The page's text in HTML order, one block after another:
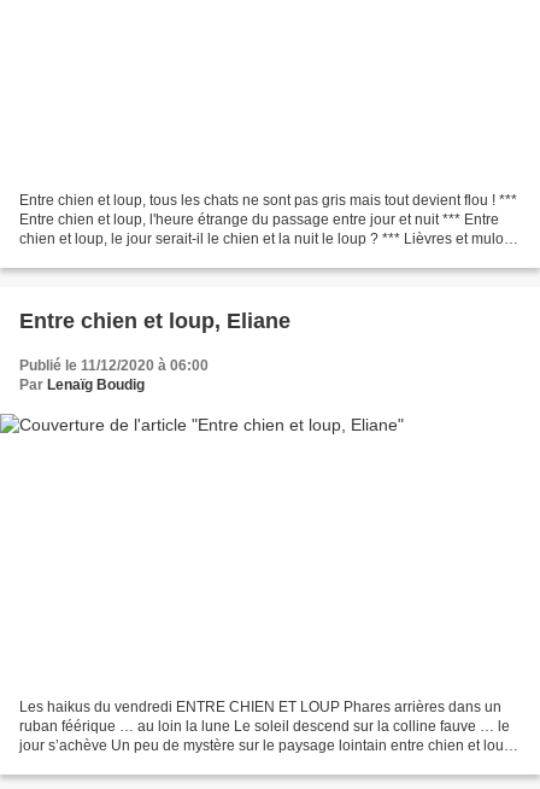
Entre chien et loup, tous les chats ne sont pas gris mais tout devient flou ! ***
Entre chien et loup, l'heure étrange du passage entre jour et nuit *** Entre
chien et loup, le jour serait-il le chien et la nuit le loup ? *** Lièvres et mulots,
Entre chien et loup, Eliane
Publié le 11/12/2020 à 06:00
Par Lenaïg Boudig
Les haikus du vendredi ENTRE CHIEN ET LOUP Phares arrières dans un
ruban féérique … au loin la lune Le soleil descend sur la colline fauve … le
jour s’achève Un peu de mystère sur le paysage lointain entre chien et loup